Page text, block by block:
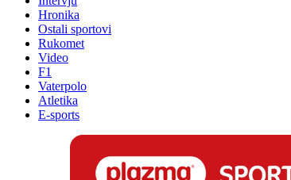
Hronika
Ostali sportovi
Rukomet
Video
F1
Vaterpolo
Atletika
E-sports